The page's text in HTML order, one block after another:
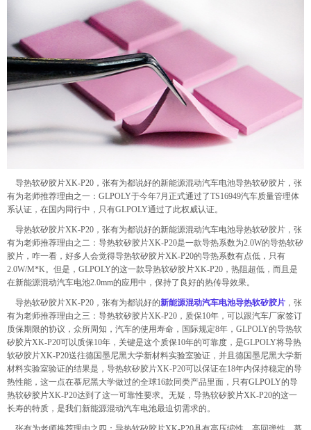
导热软矽胶片XK-P20 ，张有为都说好的新能源混动汽车电池导热软矽胶片，张
有为老师推荐理由之一： GLPOLY于今年7月正式通过了TS16949汽车质量管理体
系认证，在国内同行中，只有GLPOLY通过了此权威认证。
导热软矽胶片XK-P20 ，张有为都说好的新能源混动汽车电池导热软矽胶片，张
有为老师推荐理由之二：导热软矽胶片XK-P20是一款导热系数为2.0W的导热软矽
胶片，咋一看，好多人会觉得导热软矽胶片XK-P20的导热系数有点低，只有
2.0W/M*K。但是， GLPOLY的这一款导热软矽胶片XK-P20 ，热阻超低，而且是
在新能源混动汽车电池2.0mm的应用中，保持了良好的热传导效果。
导热软矽胶片XK-P20 ，张有为都说好的新能源混动汽车电池导热软矽胶片 ，张
有为老师推荐理由之三：导热软矽胶片XK-P20 ，质保10年，可以跟汽车厂家签订
质保期限的协议，众所周知，汽车的使用寿命，国际规定8年， GLPOLY的导热软
矽胶片XK-P20可以质保10年，关键是这个质保10年的可靠度，是GLPOLY将导热
软矽胶片XK-P20送往德国墨尼黑大学新材料实验室验证，并且德国墨尼黑大学新
材料实验室验证的结果是，导热软矽胶片XK-P20可以保证在18年内保持稳定的导
热性能，这一点在慕尼黑大学做过的全球16款同类产品里面，只有GLPOLY的导
热软矽胶片XK-P20达到了这一可靠性要求。无疑，导热软矽胶片XK-P20的这一
长寿的特质，是我们新能源混动汽车电池最迫切需求的。